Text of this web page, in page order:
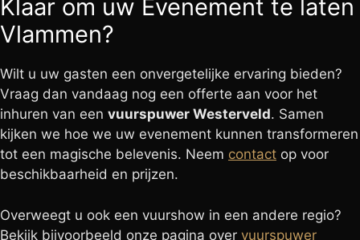
Klaar om uw Evenement te laten
Vlammen?
Wilt u uw gasten een onvergetelijke ervaring bieden?
Vraag dan vandaag nog een offerte aan voor het
inhuren van een vuurspuwer Westerveld. Samen
kijken we hoe we uw evenement kunnen transformeren
tot een magische belevenis. Neem contact op voor
beschikbaarheid en prijzen.
Overweegt u ook een vuurshow in een andere regio?
Bekijk bijvoorbeeld onze pagina over vuurspuwer